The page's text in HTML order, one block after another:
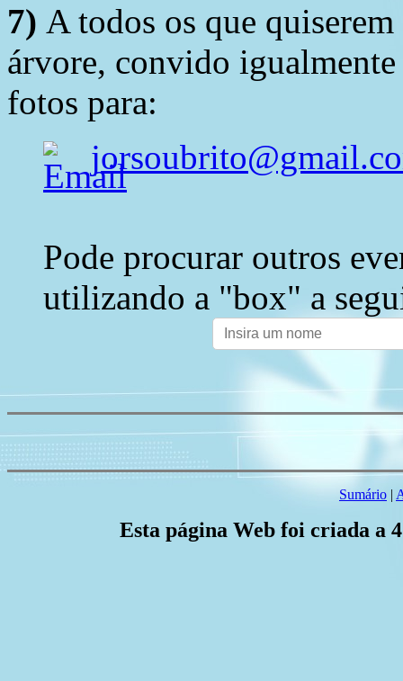
7) A todos os que
árvore, convido
fotos para:
Pode procurar outros
utilizando a "box" a
Sumário |
Esta página Web foi criada a